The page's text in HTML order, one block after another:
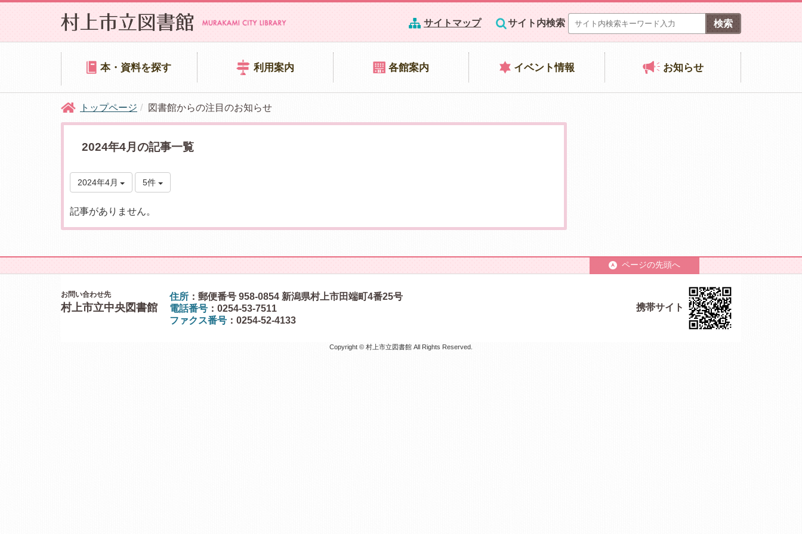
サイトマップ サイト内検索
本・資料を探す 利用案内 各館案内 イベント情報 お知らせ
トップページ 図書館からの注目のお知らせ
2024年4月の記事一覧
2024年4月 5件
記事がありません。
ページの先頭へ
お問い合わせ先
村上市立中央図書館
住所 ：郵便番号 958-0854 新潟県村上市田端町4番25号
電話番号 ：0254-53-7511
ファクス番号 ：0254-52-4133
携帯サイト
Copyright © 村上市立図書館 All Rights Reserved.